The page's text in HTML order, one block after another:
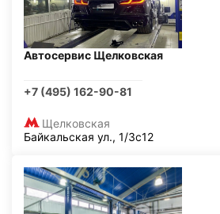
Автосервис Щелковская
+7 (495) 162-90-81
Щелковская
Байкальская ул., 1/3с12